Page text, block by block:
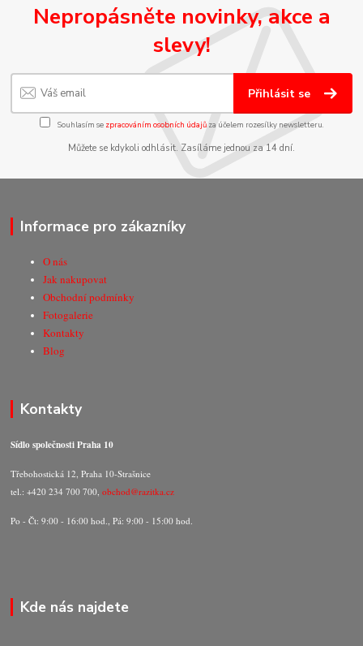
Nepropásněte novinky, akce a
slevy!
Přihlásit se
Souhlasím se zpracováním osobních údajůza účelem rozesílky newsletteru.
Můžete se kdykoli odhlásit. Zasíláme jednou za 14 dní.
Informace pro zákazníky
O nás
Jak nakupovat
Obchodní podmínky
Fotogalerie
Kontakty
Blog
Kontakty
Sídlo společnosti Praha 10
Třebohostická 12, Praha 10-Strašnice
tel.: +420 234 700 700,obchod@razitka.cz
Po - Čt: 9:00 - 16:00 hod., Pá: 9:00 - 15:00 hod.
Kde nás najdete